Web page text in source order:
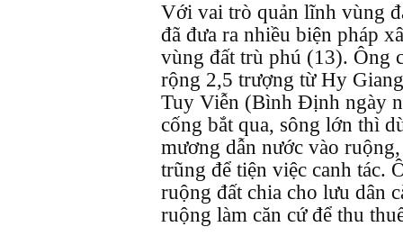
Với vai trò quản lĩnh vùng
đã đưa ra nhiều biện pháp
vùng đất trù phú (13). Ông
rộng 2,5 trượng từ Hy
Tuy Viễn (Bình Định ngày
cống bắt qua, sông lớn thì
mương dẫn nước vào
trũng để tiện việc canh tác.
ruộng đất chia cho lưu dân
ruộng làm căn cứ để thu